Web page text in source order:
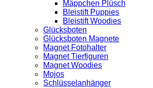
Mäppchen Plüsch
Bleistift Puppies
Bleistift Woodies
Glücksboten
Glücksboten Magnete
Magnet Fotohalter
Magnet Tierfiguren
Magnet Woodies
Mojos
Schlüsselanhänger